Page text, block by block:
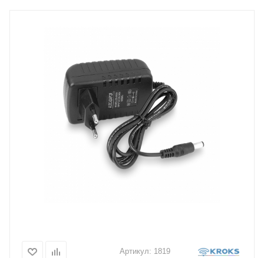
Артикул: 1819